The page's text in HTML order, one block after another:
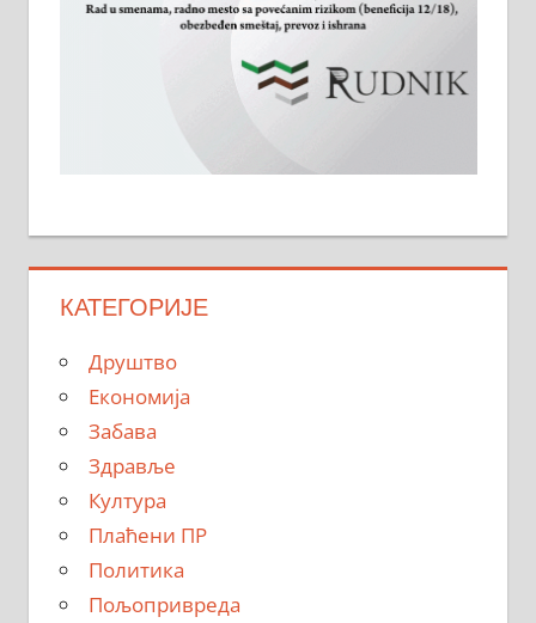
КАТЕГОРИЈЕ
Друштво
Економија
Забава
Здравље
Култура
Плаћени ПР
Политика
Пољопривреда